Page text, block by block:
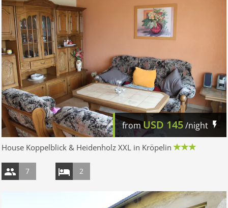
fromUSD 145/night
House Koppelblick & Heidenholz XXL in Kröpelin
7 2